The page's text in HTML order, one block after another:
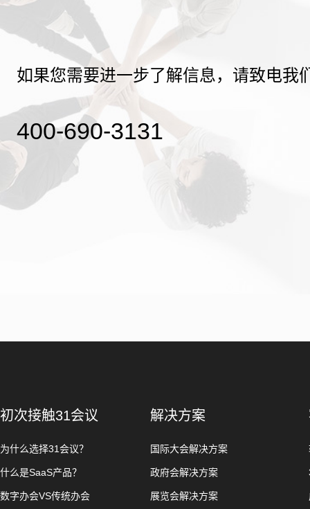
如果您需要进一步了解信息，请致电我
400-690-3131
初次接触31会议
为什么选择31会议？
什么是SaaS产品？
数字办会VS传统办会
解决方案
国际大会解决方案
政府会解决方案
展览会解决方案